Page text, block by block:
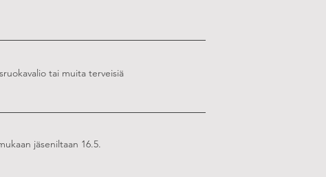
tai muita terveisiä
jäseniltaan 16.5.